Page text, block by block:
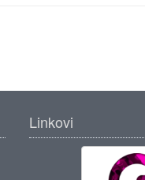
Linkovi